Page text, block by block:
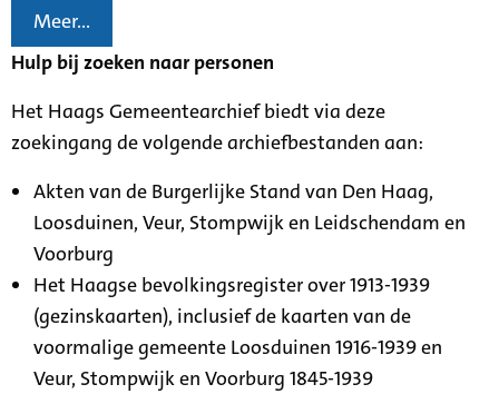
Meer...
Hulp bij zoeken naar personen
Het Haags Gemeentearchief biedt via deze
zoekingang de volgende archiefbestanden aan:
Akten van de Burgerlijke Stand van Den Haag,
Loosduinen, Veur, Stompwijk en Leidschendam en
Voorburg
Het Haagse bevolkingsregister over 1913-1939
(gezinskaarten), inclusief de kaarten van de
voormalige gemeente Loosduinen 1916-1939 en
Veur, Stompwijk en Voorburg 1845-1939